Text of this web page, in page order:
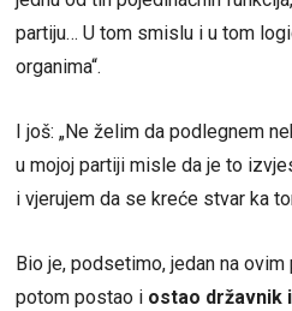
partiju… U tom smislu i u tom
organima“.
I još: „Ne želim da podlegnem
u mojoj partiji misle da je to
i vjerujem da se kreće stvar ka
Bio je, podsetimo, jedan na
potom postao i ostao državnik